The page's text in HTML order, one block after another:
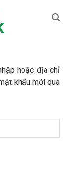
hoặc địa chỉ
khẩu mới qua